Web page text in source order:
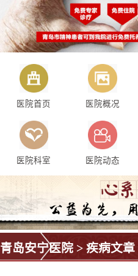
医院首页 医院概况
医院科室 医院动态
青岛安宁医院 > 疾病文章